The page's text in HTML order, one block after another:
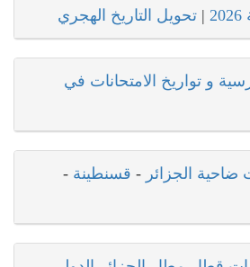
| تحويل التاريخ الهجري
و تواريخ الامتحانات في
الجزائر - قسنطينة -